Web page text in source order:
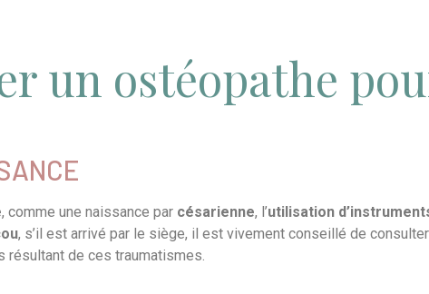
un ostéopathe
, comme une naissance par césarienne, l’utilisation
, s’il est arrivé par le siège, il est vivement conseillé de
de ces traumatismes.